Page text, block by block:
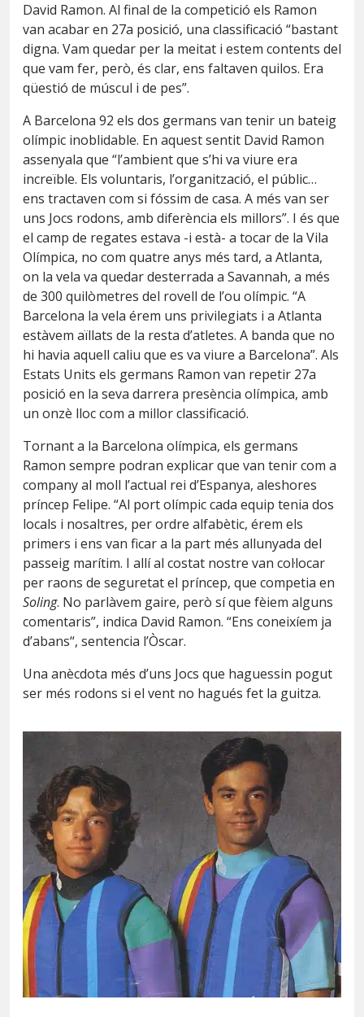
David Ramon. Al final de la competició els Ramon
van acabar en 27a posició, una classificació “bastant
digna. Vam quedar per la meitat i estem contents del
que vam fer, però, és clar, ens faltaven quilos. Era
qüestió de múscul i de pes”.
A Barcelona 92 els dos germans van tenir un bateig
olímpic inoblidable. En aquest sentit David Ramon
assenyala que “l’ambient que s’hi va viure era
increïble. Els voluntaris, l’organització, el públic…
ens tractaven com si fóssim de casa. A més van ser
uns Jocs rodons, amb diferència els millors”. I és que
el camp de regates estava -i està- a tocar de la Vila
Olímpica, no com quatre anys més tard, a Atlanta,
on la vela va quedar desterrada a Savannah, a més
de 300 quilòmetres del rovell de l’ou olímpic. “A
Barcelona la vela érem uns privilegiats i a Atlanta
estàvem aïllats de la resta d’atletes. A banda que no
hi havia aquell caliu que es va viure a Barcelona”. Als
Estats Units els germans Ramon van repetir 27a
posició en la seva darrera presència olímpica, amb
un onzè lloc com a millor classificació.
Tornant a la Barcelona olímpica, els germans
Ramon sempre podran explicar que van tenir com a
company al moll l’actual rei d’Espanya, aleshores
príncep Felipe. “Al port olímpic cada equip tenia dos
locals i nosaltres, per ordre alfabètic, érem els
primers i ens van ficar a la part més allunyada del
passeig marítim. I allí al costat nostre van col·locar
per raons de seguretat el príncep, que competia en
Soling. No parlàvem gaire, però sí que fèiem alguns
comentaris”, indica David Ramon. “Ens coneixíem ja
d’abans“, sentencia l’Òscar.
Una anècdota més d’uns Jocs que haguessin pogut
ser més rodons si el vent no hagués fet la guitza.